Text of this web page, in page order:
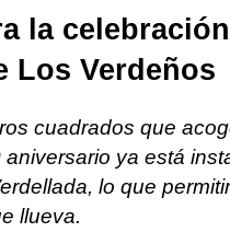
la
Los Verdeños
cuadrados que
ya está
lo que
llueva.